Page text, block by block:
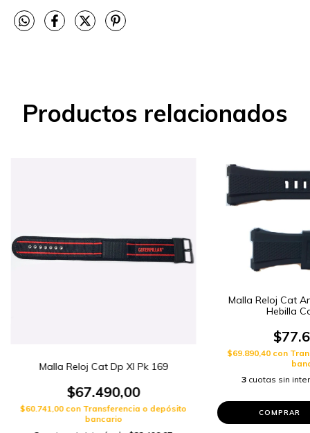
Productos relacionados
Malla Reloj Cat Dp Xl Pk 169
$67.490,00
$60.741,00 con Transferencia o depósito
bancario
Malla Reloj Cat
Hebilla
$69.890,40 con
3 cuotas sin